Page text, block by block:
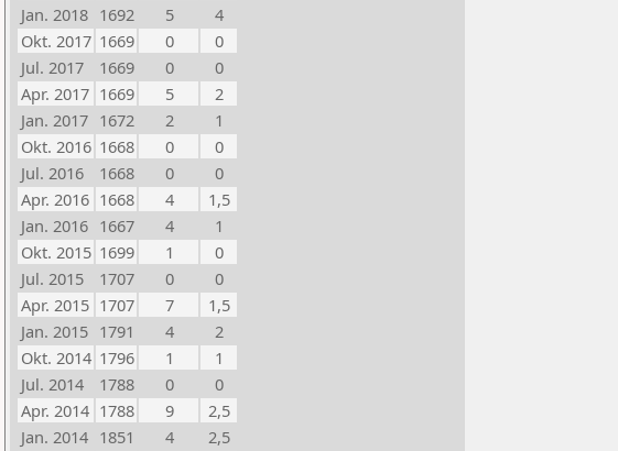
Jan. 2018 1692 5
4
Okt. 2017 1669 0
0
Jul. 2017
1669 0
0
Apr. 2017 1669 5
2
Jan. 2017 1672 2
1
Okt. 2016 1668 0
0
Jul. 2016
1668 0
0
Apr. 2016 1668 4
1,5
Jan. 2016 1667 4
1
Okt. 2015 1699 1
0
Jul. 2015
1707 0
0
Apr. 2015 1707 7
1,5
Jan. 2015 1791 4
2
Okt. 2014 1796 1
1
Jul. 2014
1788 0
0
Apr. 2014 1788 9
2,5
Jan. 2014 1851 4
2,5